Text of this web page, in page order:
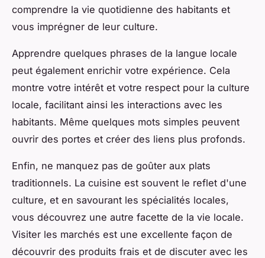
comprendre la vie quotidienne des habitants et
vous imprégner de leur culture.
Apprendre quelques phrases de la langue locale
peut également enrichir votre expérience. Cela
montre votre intérêt et votre respect pour la culture
locale, facilitant ainsi les interactions avec les
habitants. Même quelques mots simples peuvent
ouvrir des portes et créer des liens plus profonds.
Enfin, ne manquez pas de goûter aux plats
traditionnels. La cuisine est souvent le reflet d'une
culture, et en savourant les spécialités locales,
vous découvrez une autre facette de la vie locale.
Visiter les marchés est une excellente façon de
découvrir des produits frais et de discuter avec les